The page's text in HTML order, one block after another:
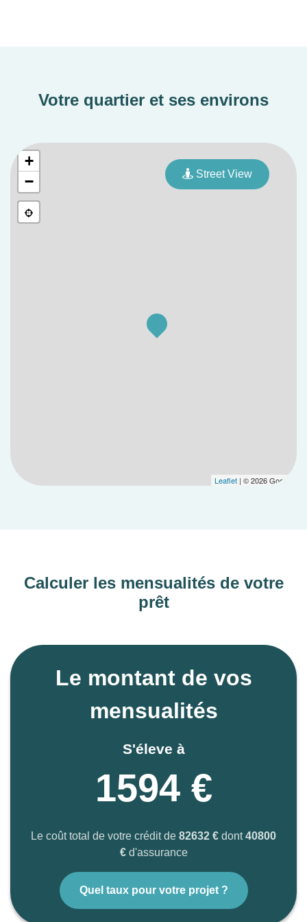
Votre quartier et ses environs
+
−
Leaflet | © 2026 Google
Street View
Calculer les mensualités de votre
prêt
Le montant de vos
mensualités
S'éleve à
1594 €
Le coût total de votre crédit de 82632 € dont40800
€d'assurance
Quel taux pour votre projet ?